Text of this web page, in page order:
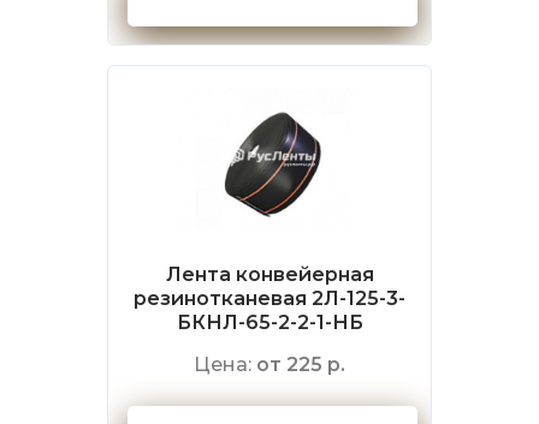
Лента конвейерная
резинотканевая 2Л-125-3-
БКНЛ-65-2-2-1-НБ
Цена: от 225 р.